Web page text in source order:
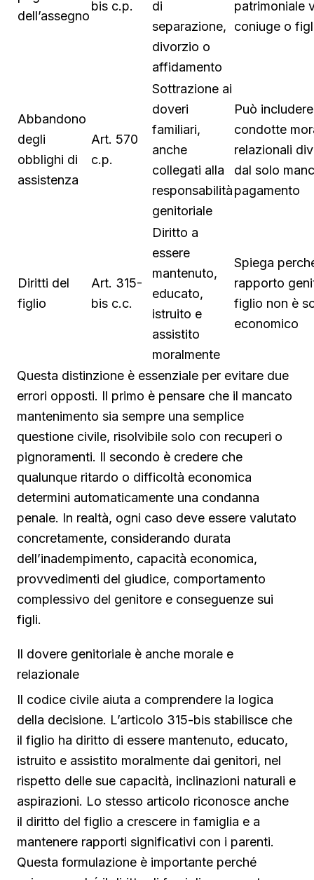
dell’assegno
bis c.p.
di
separazione,
divorzio o
affidamento
patrimoniale
coniuge o
Abbandono
degli
obblighi di
assistenza
Art. 570
c.p.
Sottrazione ai
doveri
familiari,
anche
collegati alla
responsabilità
genitoriale
Può includere
condotte
relazionali
dal solo
pagamento
Diritti del
figlio
Art. 315-
bis c.c.
Diritto a
essere
mantenuto,
educato,
istruito e
assistito
moralmente
Spiega
rapporto
figlio non è
economico
Questa distinzione è essenziale per evitare due
errori opposti. Il primo è pensare che il mancato
mantenimento sia sempre una semplice
questione civile, risolvibile solo con recuperi o
pignoramenti. Il secondo è credere che
qualunque ritardo o difficoltà economica
determini automaticamente una condanna
penale. In realtà, ogni caso deve essere valutato
concretamente, considerando durata
dell’inadempimento, capacità economica,
provvedimenti del giudice, comportamento
complessivo del genitore e conseguenze sui
figli.
Il dovere genitoriale è anche morale e
relazionale
Il codice civile aiuta a comprendere la logica
della decisione. L’articolo 315-bis stabilisce che
il figlio ha diritto di essere mantenuto, educato,
istruito e assistito moralmente dai genitori, nel
rispetto delle sue capacità, inclinazioni naturali e
aspirazioni. Lo stesso articolo riconosce anche
il diritto del figlio a crescere in famiglia e a
mantenere rapporti significativi con i parenti.
Questa formulazione è importante perché